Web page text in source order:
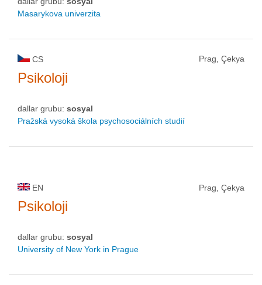
Masarykova univerzita
CS Prag, Çekya
Psikoloji
dallar grubu: sosyal
Pražská vysoká škola psychosociálních studií
EN Prag, Çekya
Psikoloji
dallar grubu: sosyal
University of New York in Prague